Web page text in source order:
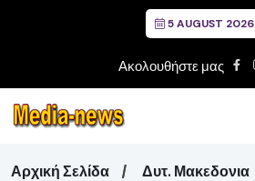
5 AUGUST 2026
Ακολουθήστε μας
Αρχική Σελίδα
Δυτ. Μακεδονια